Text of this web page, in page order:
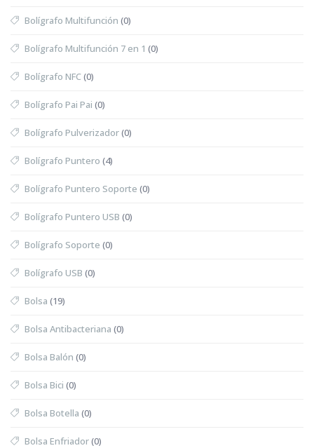
Bolígrafo Multifunción (0)
Bolígrafo Multifunción 7 en 1 (0)
Bolígrafo NFC(0)
Bolígrafo Pai Pai (0)
Bolígrafo Pulverizador(0)
Bolígrafo Puntero (4)
Bolígrafo Puntero Soporte (0)
Bolígrafo Puntero USB (0)
Bolígrafo Soporte (0)
Bolígrafo USB (0)
Bolsa (19)
Bolsa Antibacteriana (0)
Bolsa Balón (0)
Bolsa Bici (0)
Bolsa Botella (0)
Bolsa Enfriador(0)